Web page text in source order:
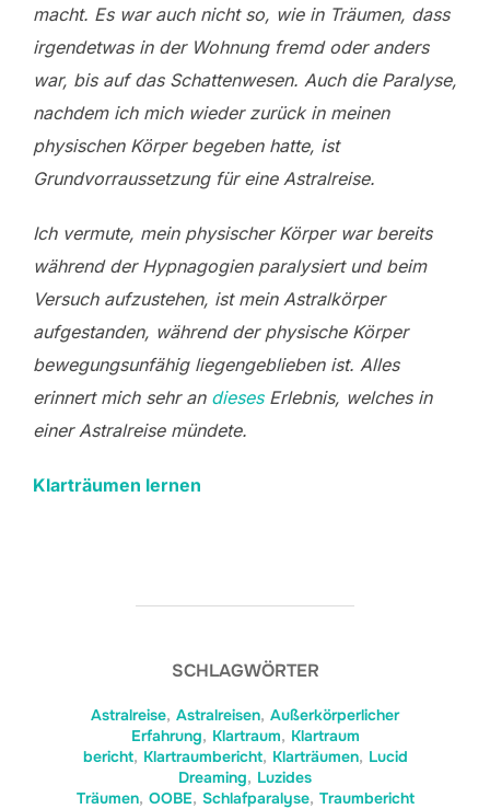
macht. Es war auch nicht so, wie in Träumen, dass
irgendetwas in der Wohnung fremd oder anders
war, bis auf das Schattenwesen. Auch die Paralyse,
nachdem ich mich wieder zurück in meinen
physischen Körper begeben hatte, ist
Grundvorraussetzung für eine Astralreise.
Ich vermute, mein physischer Körper war bereits
während der Hypnagogien paralysiert und beim
Versuch aufzustehen, ist mein Astralkörper
aufgestanden, während der physische Körper
bewegungsunfähig liegengeblieben ist. Alles
erinnert mich sehr an diesesErlebnis, welches in
einer Astralreise mündete.
Klarträumen lernen
SCHLAGWÖRTER
Astralreise, Astralreisen, Außerkörperlicher
Erfahrung, Klartraum, Klartraum
bericht, Klartraumbericht, Klarträumen, Lucid
Dreaming, Luzides
Träumen, OOBE, Schlafparalyse, Traumbericht